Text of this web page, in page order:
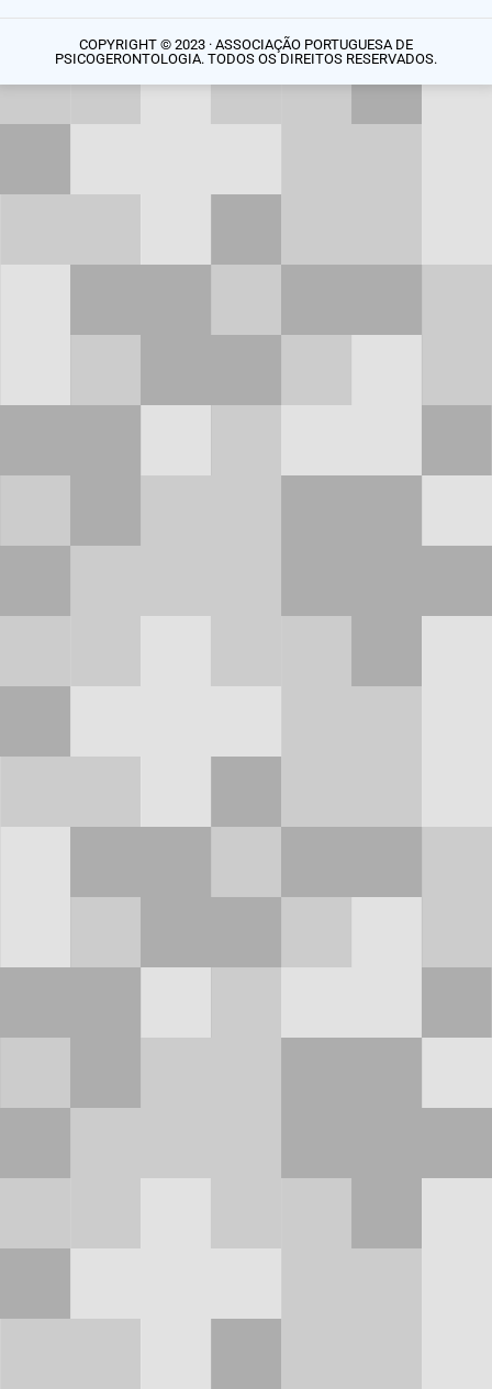
COPYRIGHT © 2023 · ASSOCIAÇÃO PORTUGUESA DE
PSICOGERONTOLOGIA. TODOS OS DIREITOS RESERVADOS.